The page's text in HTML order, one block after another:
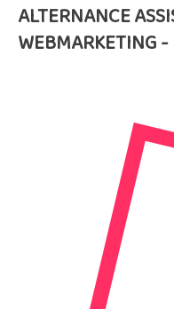
ALTERNANCE
WEBMARKETING